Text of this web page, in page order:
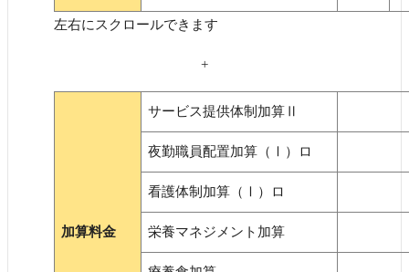
+
加算料金
サービス提供体制加算Ⅱ
夜勤職員配置加算（Ⅰ）ロ
看護体制加算（Ⅰ）ロ
栄養マネジメント加算